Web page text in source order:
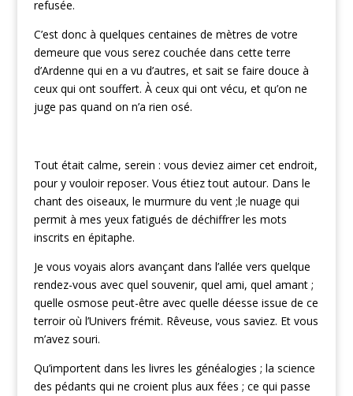
refusée.
C’est donc à quelques centaines de mètres de votre
demeure que vous serez couchée dans cette terre
d’Ardenne qui en a vu d’autres, et sait se faire douce à
ceux qui ont souffert. À ceux qui ont vécu, et qu’on ne
juge pas quand on n’a rien osé.
Tout était calme, serein : vous deviez aimer cet endroit,
pour y vouloir reposer. Vous étiez tout autour. Dans le
chant des oiseaux, le murmure du vent ;le nuage qui
permit à mes yeux fatigués de déchiffrer les mots
inscrits en épitaphe.
Je vous voyais alors avançant dans l’allée vers quelque
rendez-vous avec quel souvenir, quel ami, quel amant ;
quelle osmose peut-être avec quelle déesse issue de ce
terroir où l’Univers frémit. Rêveuse, vous saviez. Et vous
m’avez souri.
Qu’importent dans les livres les généalogies ; la science
des pédants qui ne croient plus aux fées ; ce qui passe